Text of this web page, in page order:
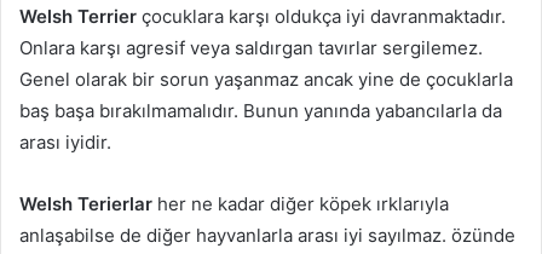
Welsh Terrier çocuklara karşı oldukça iyi davranmaktadır.
Onlara karşı agresif veya saldırgan tavırlar sergilemez.
Genel olarak bir sorun yaşanmaz ancak yine de çocuklarla
baş başa bırakılmamalıdır. Bunun yanında yabancılarla da
arası iyidir.
Welsh Terierlar her ne kadar diğer köpek ırklarıyla
anlaşabilse de diğer hayvanlarla arası iyi sayılmaz. özünde